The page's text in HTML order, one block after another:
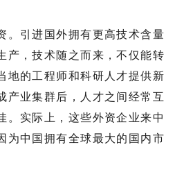
。引进国外拥有更高技术含量
产，技术随之而来，不仅能转
地的工程师和科研人才提供新
产业集群后，人才之间经常互
。实际上，这些外资企业来中
为中国拥有全球最大的国内市